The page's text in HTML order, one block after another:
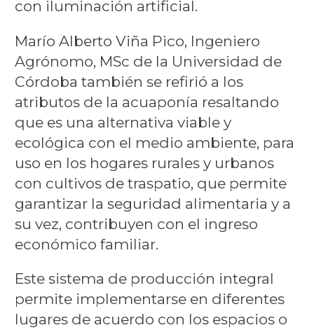
con iluminación artificial.
Marío Alberto Viña Pico, Ingeniero
Agrónomo, MSc de la Universidad de
Córdoba también se refirió a los
atributos de la acuaponía resaltando
que es una alternativa viable y
ecológica con el medio ambiente, para
uso en los hogares rurales y urbanos
con cultivos de traspatio, que permite
garantizar la seguridad alimentaria y a
su vez, contribuyen con el ingreso
económico familiar.
Este sistema de producción integral
permite implementarse en diferentes
lugares de acuerdo con los espacios o